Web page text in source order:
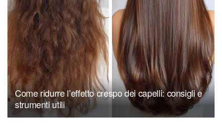
Come ridurre l’effetto crespo dei capelli: consigli e
strumenti utili